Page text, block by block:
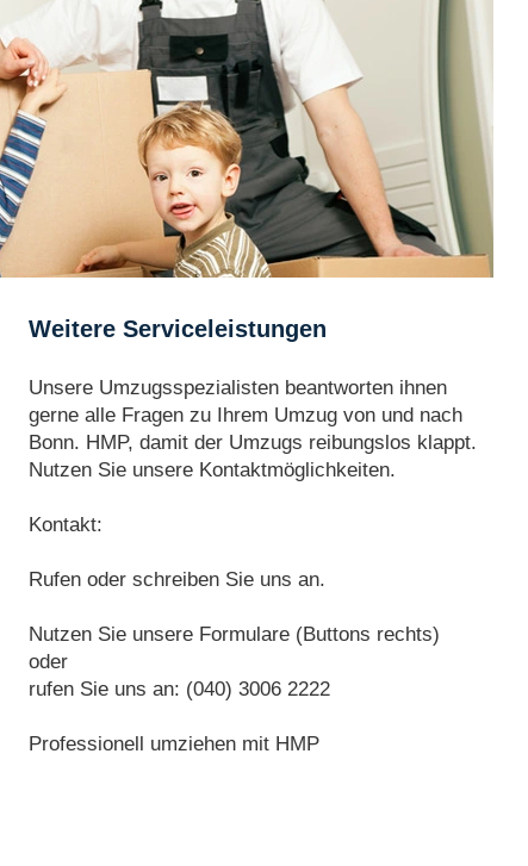
Weitere Serviceleistungen
Unsere Umzugsspezialisten beantworten ihnen
gerne alle Fragen zu Ihrem Umzug von und nach
Bonn. HMP, damit der Umzugs reibungslos klappt.
Nutzen Sie unsere Kontaktmöglichkeiten.
Kontakt:
Rufen oder schreiben Sie uns an.
Nutzen Sie unsere Formulare (Buttons rechts)
oder
rufen Sie uns an: (040) 3006 2222
Professionell umziehen mit HMP